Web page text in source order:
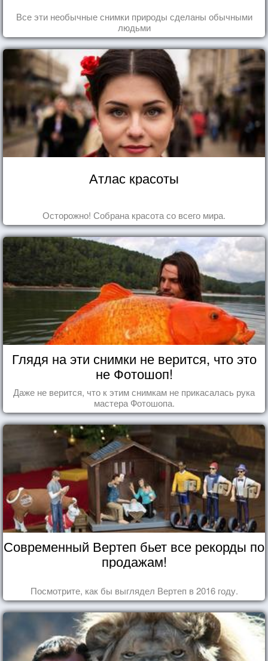
Все эти необычные снимки природы сделаны обычными
людьми
Атлас красоты
Осторожно! Собрана красота со всего мира.
Глядя на эти снимки не верится, что это
не Фотошоп!
Даже не верится, что к этим снимкам не прикасалась рука
мастера Фотошопа.
Современный Вертеп бьет все рекорды по
продажам!
Посмотрите, как бы выглядел Вертеп в 2016 году.